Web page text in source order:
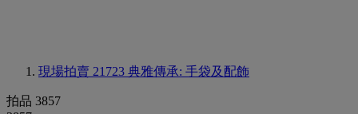
現場拍賣 21723 典雅傳承: 手袋及配飾
拍品 3857